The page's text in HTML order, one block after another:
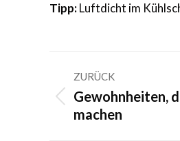
Tipp:Luftdicht im
ZURÜCK
Vorheriger
Beitrag:
Gewohnheiten,
machen